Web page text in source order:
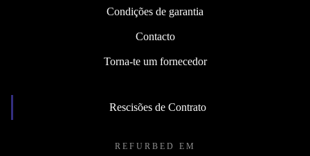
Condições de garantia
Contacto
Torna-te um fornecedor
Rescisões de Contrato
REFURBED EM